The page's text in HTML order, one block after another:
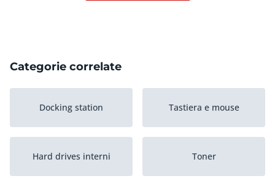
Categorie correlate
Docking station Tastiera e mouse
Hard drives interni Toner